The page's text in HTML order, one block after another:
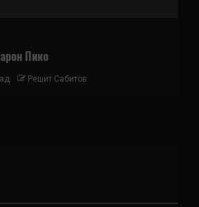
Пико
Решит Сабитов